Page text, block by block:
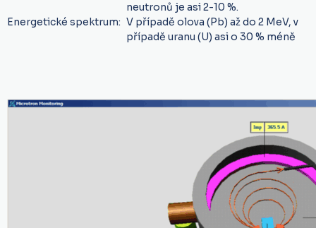
neutronů je asi 2-10 %.
Energetické spektrum: V případě olova (Pb) až do 2 MeV, v
případě uranu (U) asi o 30 % méně